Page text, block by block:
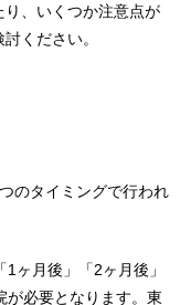
、いくつか注意点が
ください。
のタイミングで行われ
ヶ月後」「2ヶ月後」
が必要となります。東